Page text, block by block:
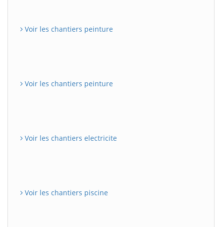
Voir les chantiers peinture
Voir les chantiers peinture
Voir les chantiers electricite
Voir les chantiers piscine